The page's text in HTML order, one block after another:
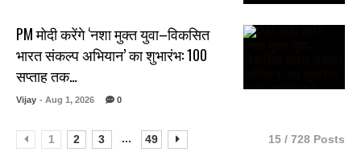
PM मोदी करेंगे ‘नशा मुक्त युवा–विकसित
भारत संकल्प अभियान’ का शुभारंभ: 100
सप्ताह तक…
Vijay - Aug 1, 2026 0
1 2 3 ... 49 15 / 728 Posts